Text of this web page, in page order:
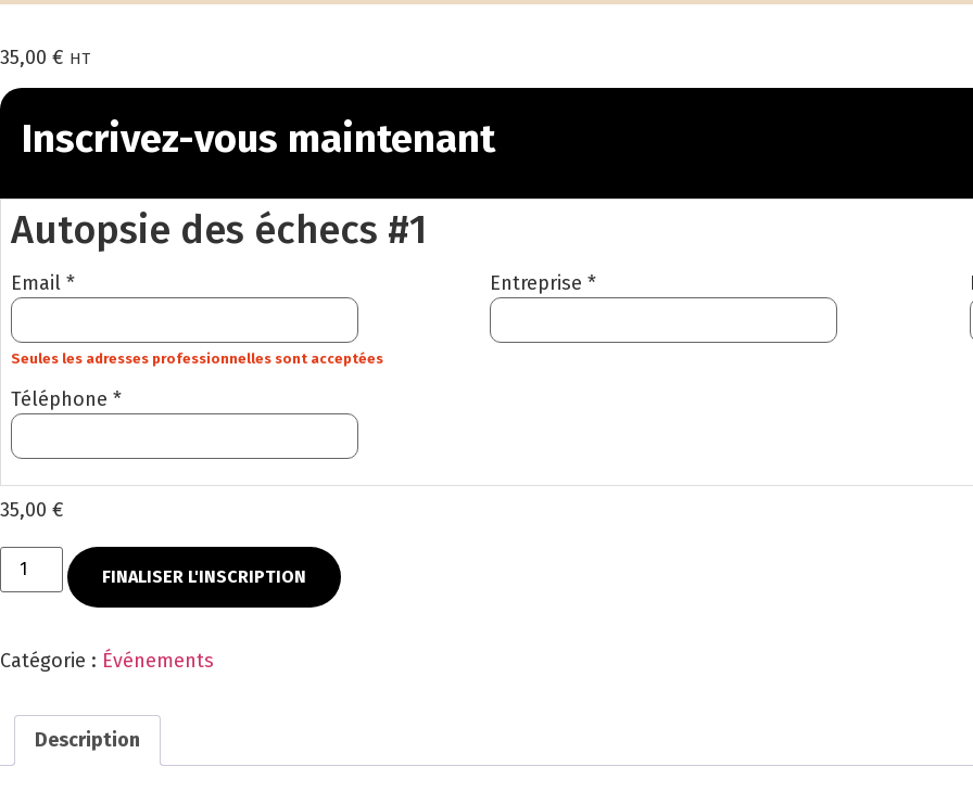
35,00 € HT
Inscrivez-vous maintenant
Autopsie des échecs #1
Email *
Seules les adresses professionnelles sont acceptées
Entreprise *
Téléphone *
35,00 €
FINALISER L'INSCRIPTION
Catégorie : Événements
Description